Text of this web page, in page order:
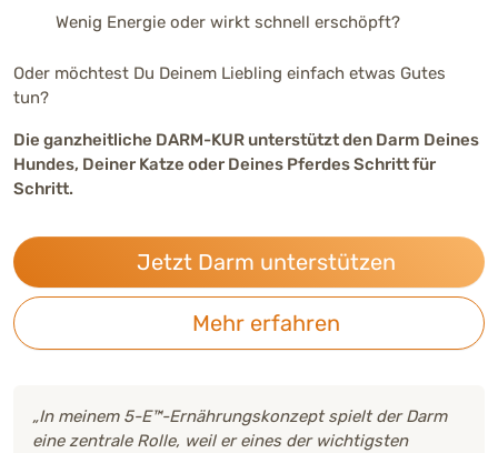
Wenig Energie oder wirkt schnell erschöpft?
Oder möchtest Du Deinem Liebling einfach etwas Gutes
tun?
Die ganzheitliche DARM-KUR unterstützt den Darm Deines
Hundes, Deiner Katze oder Deines Pferdes Schritt für
Schritt.
Jetzt Darm unterstützen
Mehr erfahren
„In meinem 5-E™-Ernährungskonzept spielt der Darm
eine zentrale Rolle, weil er eines der wichtigsten